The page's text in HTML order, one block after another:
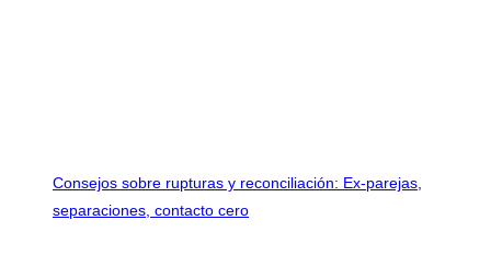
Consejos sobre rupturas y reconciliación: Ex-parejas,
separaciones, contacto cero